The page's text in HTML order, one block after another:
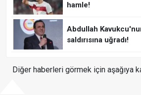
hamle!
Abdullah
saldırısına uğradı!
Diğer haberleri görmek için aşağıya